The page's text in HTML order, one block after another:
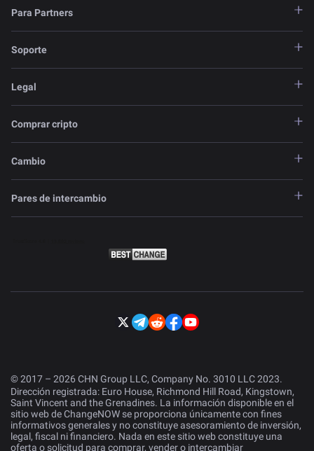
Para Partners
Soporte
Legal
Comprar cripto
Cambio
Pares de intercambio
© 2017 – 2026 CHN Group LLC, Company No. 3010 LLC 2023.
Dirección registrada: Euro House, Richmond Hill Road, Kingstown,
Saint Vincent and the Grenadines. La información disponible en el
sitio web de ChangeNOW se proporciona únicamente con fines
informativos generales y no constituye asesoramiento de inversión,
legal, fiscal ni financiero. Nada en este sitio web constituye una
oferta o solicitud para comprar, vender o intercambiar